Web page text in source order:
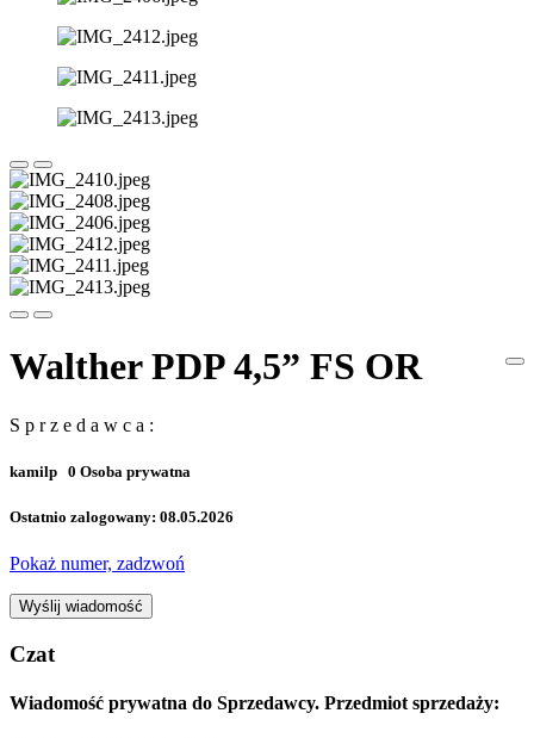
Walther PDP 4,5” FS OR
S p r z e d a w c a :
kamilp 0 Osoba prywatna
Ostatnio zalogowany: 08.05.2026
Pokaż numer, zadzwoń
Wyślij wiadomość
Czat
Wiadomość prywatna do Sprzedawcy. Przedmiot sprzedaży: